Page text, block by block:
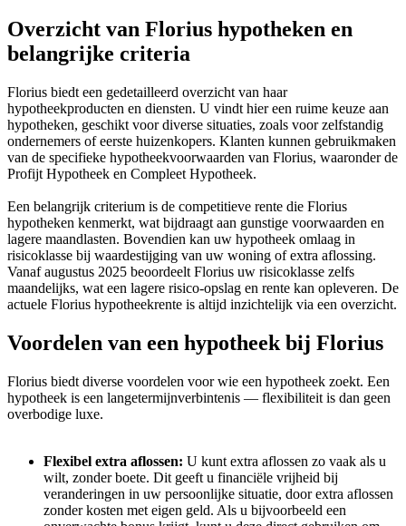
Overzicht van Florius hypotheken en
belangrijke criteria
Florius biedt een gedetailleerd overzicht van haar
hypotheekproducten en diensten. U vindt hier een ruime keuze aan
hypotheken, geschikt voor diverse situaties, zoals voor zelfstandig
ondernemers of eerste huizenkopers. Klanten kunnen gebruikmaken
van de specifieke hypotheekvoorwaarden van Florius, waaronder de
Profijt Hypotheek en Compleet Hypotheek.
Een belangrijk criterium is de competitieve rente die Florius
hypotheken kenmerkt, wat bijdraagt aan gunstige voorwaarden en
lagere maandlasten. Bovendien kan uw hypotheek omlaag in
risicoklasse bij waardestijging van uw woning of extra aflossing.
Vanaf augustus 2025 beoordeelt Florius uw risicoklasse zelfs
maandelijks, wat een lagere risico-opslag en rente kan opleveren. De
actuele Florius hypotheekrente is altijd inzichtelijk via een overzicht.
Voordelen van een hypotheek bij Florius
Florius biedt diverse voordelen voor wie een hypotheek zoekt. Een
hypotheek is een langetermijnverbintenis — flexibiliteit is dan geen
overbodige luxe.
Flexibel extra aflossen: U kunt extra aflossen zo vaak als u
wilt, zonder boete. Dit geeft u financiële vrijheid bij
veranderingen in uw persoonlijke situatie, door extra aflossen
zonder kosten met eigen geld. Als u bijvoorbeeld een